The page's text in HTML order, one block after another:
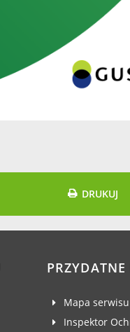
DRUKUJ
Mapa serwisu
Inspektor